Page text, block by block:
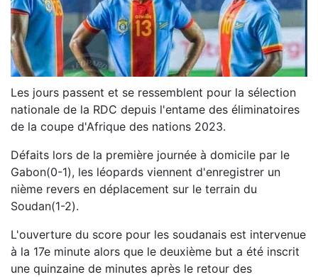
Les jours passent et se ressemblent pour la sélection
nationale de la RDC depuis l'entame des éliminatoires
de la coupe d'Afrique des nations 2023.
Défaits lors de la première journée à domicile par le
Gabon(0-1), les léopards viennent d'enregistrer un
nième revers en déplacement sur le terrain du
Soudan(1-2).
L'ouverture du score pour les soudanais est intervenue
à la 17e minute alors que le deuxième but a été inscrit
une quinzaine de minutes après le retour des